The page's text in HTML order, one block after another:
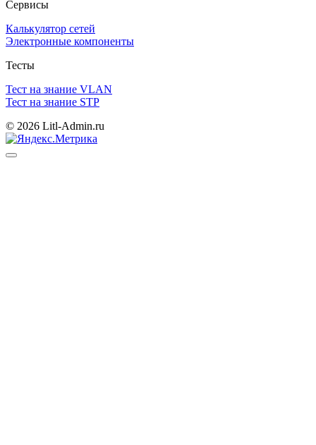
Сервисы
Калькулятор сетей
Электронные компоненты
Тесты
Тест на знание VLAN
Тест на знание STP
© 2026 Litl-Admin.ru